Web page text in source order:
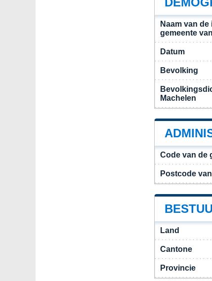
Naam van
gemeente
Datum
Bevolking
Machelen
Code van de
Postcode
Land
Cantone
Provincie